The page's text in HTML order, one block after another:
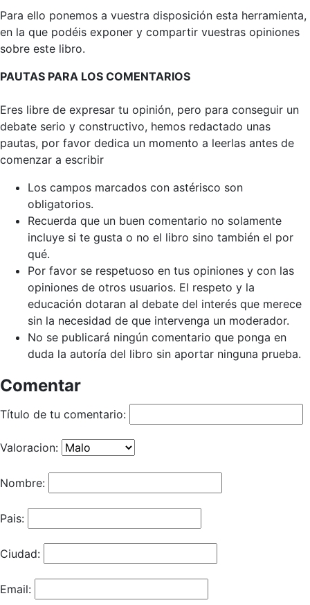
Para ello ponemos a vuestra disposición esta herramienta,
en la que podéis exponer y compartir vuestras opiniones
sobre este libro.
PAUTAS PARA LOS COMENTARIOS
Eres libre de expresar tu opinión, pero para conseguir un
debate serio y constructivo, hemos redactado unas
pautas, por favor dedica un momento a leerlas antes de
comenzar a escribir
Los campos marcados con astérisco son
obligatorios.
Recuerda que un buen comentario no solamente
incluye si te gusta o no el libro sino también el por
qué.
Por favor se respetuoso en tus opiniones y con las
opiniones de otros usuarios. El respeto y la
educación dotaran al debate del interés que merece
sin la necesidad de que intervenga un moderador.
No se publicará ningún comentario que ponga en
duda la autoría del libro sin aportar ninguna prueba.
Comentar
Título de tu comentario:
Valoracion:
Nombre:
Pais:
Ciudad:
Email: